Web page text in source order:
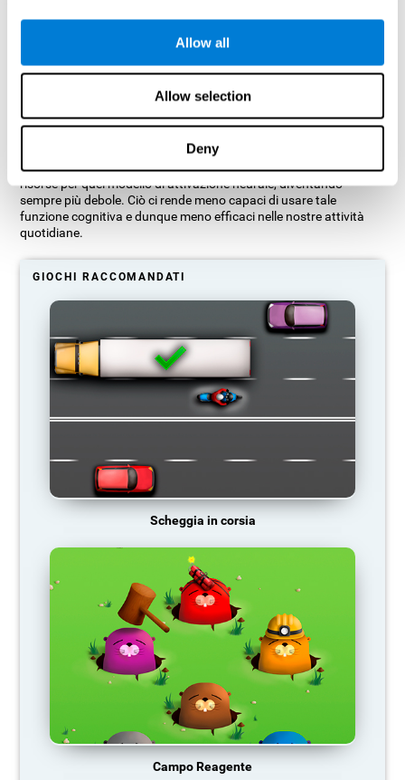
Allow all
Allow selection
Deny
Cosa succede quando non alleno le
mie capacità cognitive?
tende ad eliminare le connessioni inutilizzate. Così, se un'abilità
cognitiva non viene usata normalmente, il cervello non fornisce
risorse per quel modello di attivazione neurale, diventando
sempre più debole. Ciò ci rende meno capaci di usare tale
funzione cognitiva e dunque meno efficaci nelle nostre attività
quotidiane.
GIOCHI RACCOMANDATI
Scheggia in corsia
Campo Reagente